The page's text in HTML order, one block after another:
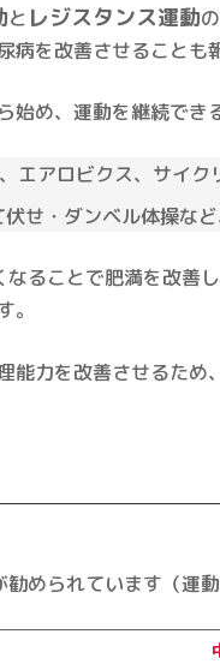
と レジスタンス運動
を改善させることも
め、運動を継続でき
エアロビクス、サイ
伏せ・ダンベル体操な
ることで肥満を改善
能力を改善させるため
勧められています（運